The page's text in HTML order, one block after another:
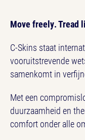
Move freely. Tread
C-Skins staat
vooruitstrevende
samenkomt in
Met een
duurzaamheid en
comfort onder alle